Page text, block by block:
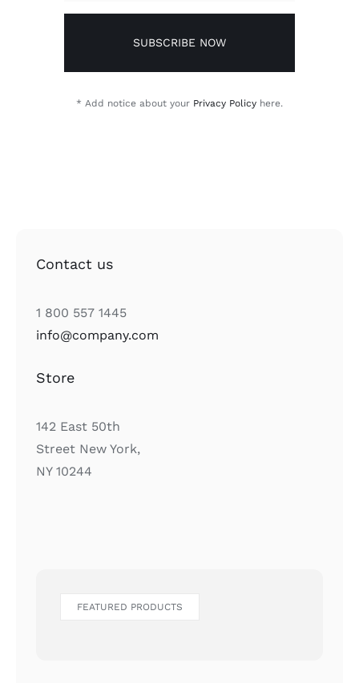
SUBSCRIBE NOW
* Add notice about your Privacy Policy here.
Contact us
1 800 557 1445
info@company.com
Store
142 East 50th
Street New York,
NY 10244
FEATURED PRODUCTS